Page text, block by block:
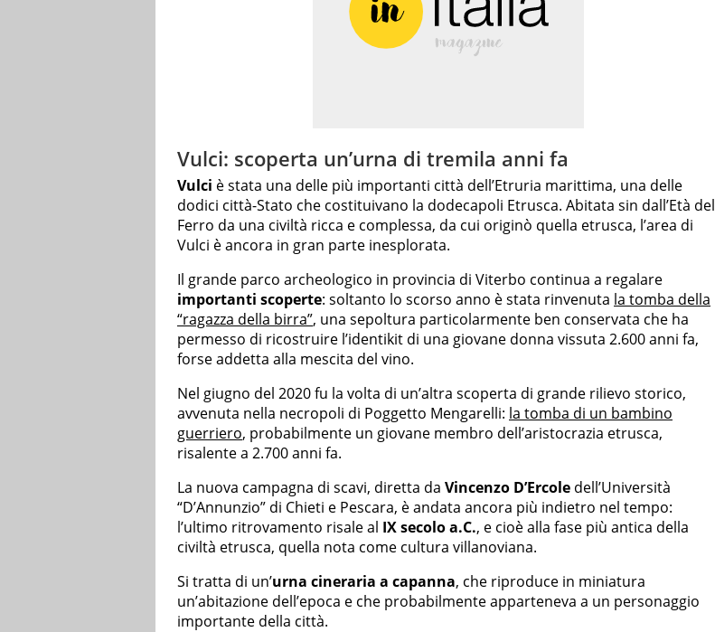
Vulci: scoperta un’urna di tremila anni fa
Vulci è stata una delle più importanti città dell’Etruria marittima, una delle
dodici città-Stato che costituivano la dodecapoli Etrusca. Abitata sin dall’Età del
Ferro da una civiltà ricca e complessa, da cui originò quella etrusca, l’area di
Vulci è ancora in gran parte inesplorata.
Il grande parco archeologico in provincia di Viterbo continua a regalare
importanti scoperte: soltanto lo scorso anno è stata rinvenuta la tomba della
“ragazza della birra”, una sepoltura particolarmente ben conservata che ha
permesso di ricostruire l’identikit di una giovane donna vissuta 2.600 anni fa,
forse addetta alla mescita del vino.
Nel giugno del 2020 fu la volta di un’altra scoperta di grande rilievo storico,
avvenuta nella necropoli di Poggetto Mengarelli: la tomba di un bambino
guerriero, probabilmente un giovane membro dell’aristocrazia etrusca,
risalente a 2.700 anni fa.
La nuova campagna di scavi, diretta da Vincenzo D’Ercole dell’Università
“D’Annunzio” di Chieti e Pescara, è andata ancora più indietro nel tempo:
l’ultimo ritrovamento risale al IX secolo a.C., e cioè alla fase più antica della
civiltà etrusca, quella nota come cultura villanoviana.
Si tratta di un’urna cineraria a capanna, che riproduce in miniatura
un’abitazione dell’epoca e che probabilmente apparteneva a un personaggio
importante della città.